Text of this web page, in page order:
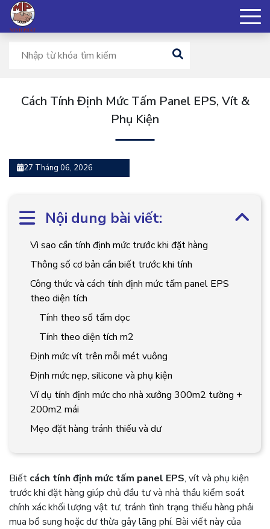
Cách Tính Định Mức Tấm Panel EPS, Vít &
Phụ Kiện
27 Tháng 06, 2026
Nội dung bài viết:
Vì sao cần tính định mức trước khi đặt hàng
Thông số cơ bản cần biết trước khi tính
Công thức và cách tính định mức tấm panel EPS
theo diện tích
Tính theo số tấm dọc
Tính theo diện tích m2
Định mức vít trên mỗi mét vuông
Định mức nẹp, silicone và phụ kiện
Ví dụ tính định mức cho nhà xưởng 300m2 tường +
200m2 mái
Mẹo đặt hàng tránh thiếu và dư
Biết cách tính định mức tấm panel EPS, vít và phụ kiện
trước khi đặt hàng giúp chủ đầu tư và nhà thầu kiểm soát
chính xác khối lượng vật tư, tránh tình trạng thiếu hàng phải
mua bổ sung hoặc dư thừa gây lãng phí. Bài viết này của